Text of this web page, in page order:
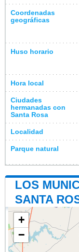
Coordenadas
geográficas
Huso horario
Hora local
Ciudades
hermanadas con
Santa Rosa
Localidad
Parque natural
LOS
SANTA
+
−